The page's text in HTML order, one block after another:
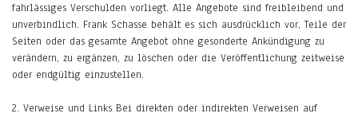
fahrlässiges Verschulden vorliegt. Alle Angebote sind freibleibend und
unverbindlich. Frank Schasse behält es sich ausdrücklich vor, Teile der
Seiten oder das gesamte Angebot ohne gesonderte Ankündigung zu
verändern, zu ergänzen, zu löschen oder die Veröffentlichung zeitweise
oder endgültig einzustellen.
2. Verweise und Links Bei direkten oder indirekten Verweisen auf